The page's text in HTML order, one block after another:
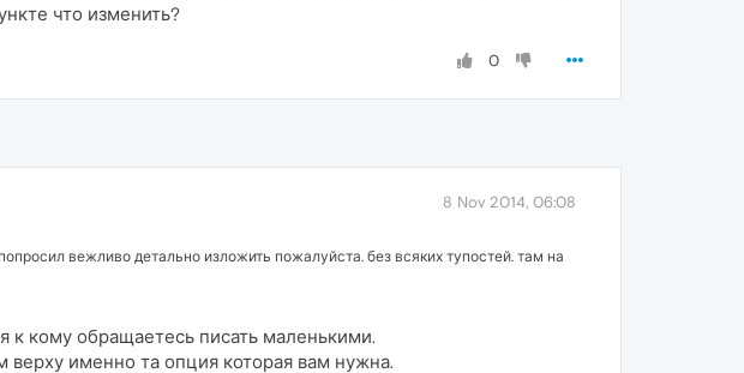
что изменить?
0
8 Nov 2014, 06:08
вежливо детально изложить пожалуйста. без всяких тупостей. там на
к кому обращаетесь писать маленькими.
верху именно та опция которая вам нужна.